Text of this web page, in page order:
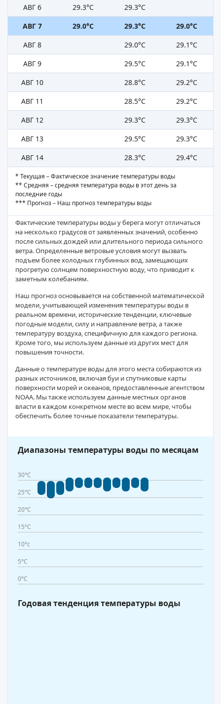
АВГ 6 29.3°C
29.3°C
АВГ 7
29.0°C 29.3°C
29.0°C
АВГ 8
29.0°C
29.1°C
АВГ 9
29.5°C
29.1°C
АВГ 10
28.8°C
29.2°C
АВГ 11
28.5°C
29.2°C
АВГ 12
29.3°C
29.3°C
АВГ 13
29.5°C
29.3°C
АВГ 14
28.3°C 29.4°C
* Текущая – Фактическое значение температуры воды
** Средняя – средняя температура воды в этот день за
последние годы
*** Прогноз – Наш прогноз температуры воды
Фактические температуры воды у берега могут отличаться
на несколько градусов от заявленных значений, особенно
после сильных дождей или длительного периода сильного
ветра. Определенные ветровые условия могут вызвать
подъем более холодных глубинных вод, замещающих
прогретую солнцем поверхностную воду, что приводит к
заметным колебаниям.
Наш прогноз основывается на собственной математической
модели, учитывающей изменения температуры воды в
реальном времени, исторические тенденции, ключевые
погодные модели, силу и направление ветра, а также
температуру воздуха, специфичную для каждого региона.
Кроме того, мы используем данные из других мест для
повышения точности.
Данные о температуре воды для этого места собираются из
разных источников, включая буи и спутниковые карты
поверхности морей и океанов, предоставленные агентством
NOAA. Мы также используем данные местных органов
власти в каждом конкретном месте во всем мире, чтобы
обеспечить более точные показатели температуры.
Диапазоны температуры воды по месяцам
30°C
25°C
20°C
15°C
10°c
5°C
0°C
Годовая тенденция температуры воды